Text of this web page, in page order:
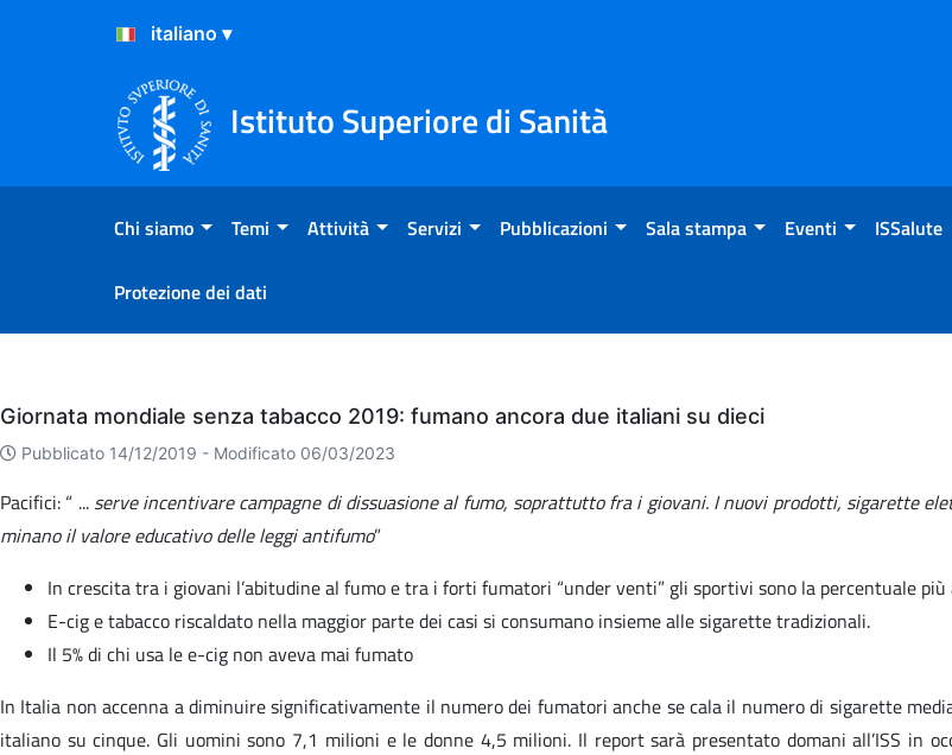
Salta al Contenuto
Salta al Footer
Istituto Superiore di Sanità
Chi siamo Temi Attività Servizi Pubblicazioni Sala stampa Eventi ISSalute
Protezione dei dati
Eventi
Giornata mondiale senza tabacco 2019: fumano ancora due italiani su dieci
Pubblicato 14/12/2019 - Modificato 06/03/2023
Pacifici: “ ... serve incentivare campagne di dissuasione al fumo, soprattutto fra i giovani. I nuovi prodotti, sigarette
minano il valore educativo delle leggi antifumo”
In crescita tra i giovani l’abitudine al fumo e tra i forti fumatori “under venti” gli sportivi sono la percentuale
E-cig e tabacco riscaldato nella maggior parte dei casi si consumano insieme alle sigarette tradizionali.
Il 5% di chi usa le e-cig non aveva mai fumato
In Italia non accenna a diminuire significativamente il numero dei fumatori anche se cala il numero di sigarette
italiano su cinque. Gli uomini sono 7,1 milioni e le donne 4,5 milioni. Il report sarà presentato domani all’ISS in